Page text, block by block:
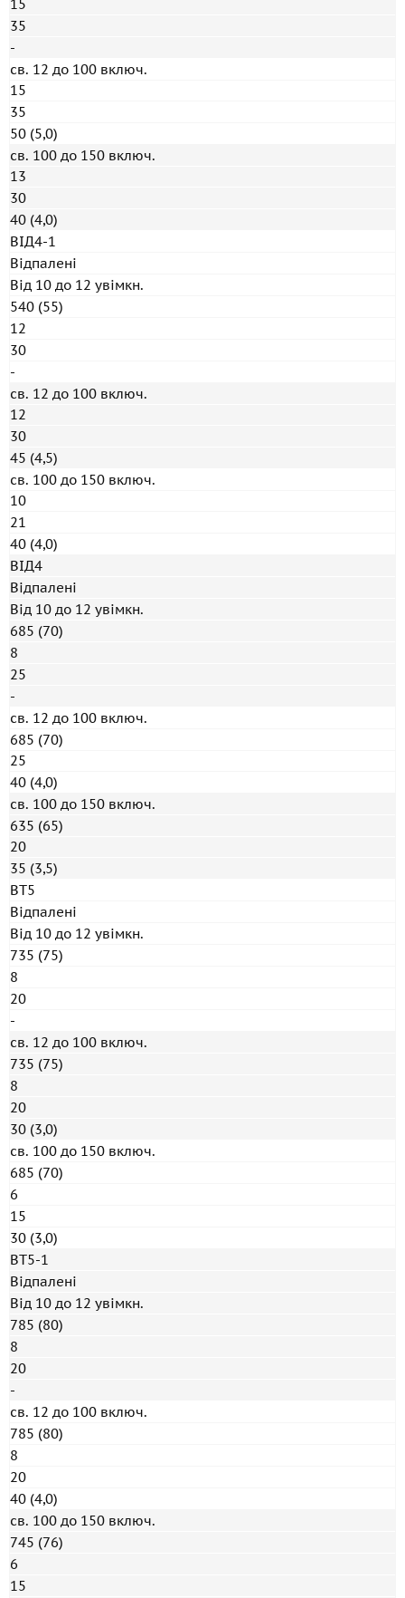
15
35
-
св. 12 до 100 включ.
15
35
50 (5,0)
св. 100 до 150 включ.
13
30
40 (4,0)
ВІД4-1
Відпалені
Від 10 до 12 увімкн.
540 (55)
12
30
-
св. 12 до 100 включ.
12
30
45 (4,5)
св. 100 до 150 включ.
10
21
40 (4,0)
ВІД4
Відпалені
Від 10 до 12 увімкн.
685 (70)
8
25
-
св. 12 до 100 включ.
685 (70)
25
40 (4,0)
св. 100 до 150 включ.
635 (65)
20
35 (3,5)
ВТ5
Відпалені
Від 10 до 12 увімкн.
735 (75)
8
20
-
св. 12 до 100 включ.
735 (75)
8
20
30 (3,0)
св. 100 до 150 включ.
685 (70)
6
15
30 (3,0)
ВТ5-1
Відпалені
Від 10 до 12 увімкн.
785 (80)
8
20
-
св. 12 до 100 включ.
785 (80)
8
20
40 (4,0)
св. 100 до 150 включ.
745 (76)
6
15